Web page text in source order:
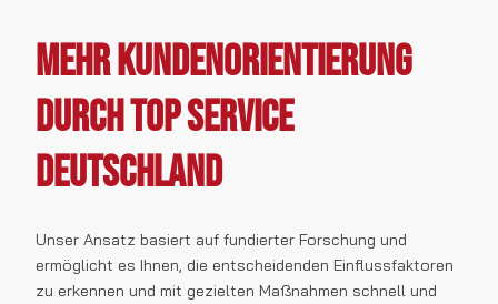
Mehr Kundenorientierung
durch TOP SERVICE
Deutschland
Unser Ansatz basiert auf fundierter Forschung und
ermöglicht es Ihnen, die entscheidenden Einflussfaktoren
zu erkennen und mit gezielten Maßnahmen schnell und